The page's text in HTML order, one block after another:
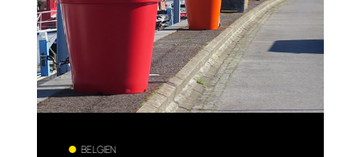
BELGIEN